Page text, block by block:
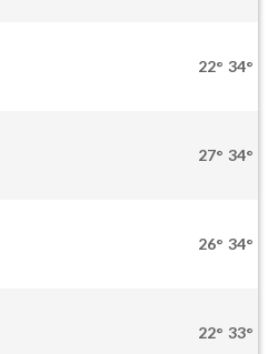
22° 34°
27° 34°
26° 34°
22° 33°